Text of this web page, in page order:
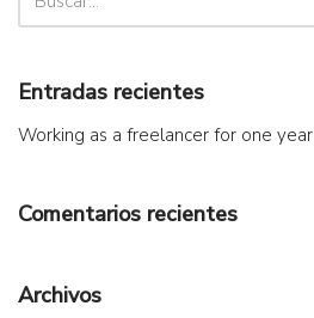
Entradas recientes
Working as a freelancer for one year
Comentarios recientes
Archivos